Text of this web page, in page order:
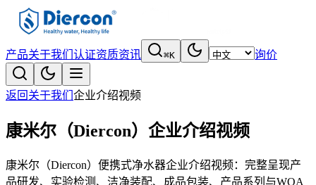
产品关于我们 认证资质资讯 ⌘K 询价
返回关于我们 企业介绍视频
康米尔（Diercon）企业介绍视频
康米尔（Diercon）便携式净水器企业介绍视频：完整呈现产
品研发、实验检测、洁净装配、成品包装、产品系列与WQA